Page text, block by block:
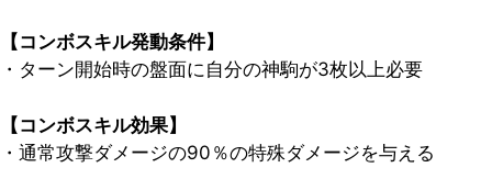
【コンボスキル発動条件】
・ターン開始時の盤面に自分の神駒が3枚以上必要
【コンボスキル効果】
・通常攻撃ダメージの90％の特殊ダメージを与える